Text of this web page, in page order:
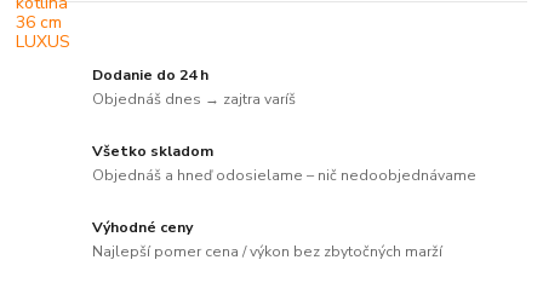
Dodanie do 24 h
Objednáš dnes → zajtra varíš
Všetko skladom
Objednáš a hneď odosielame – nič nedoobjednávame
Výhodné ceny
Najlepší pomer cena / výkon bez zbytočných marží